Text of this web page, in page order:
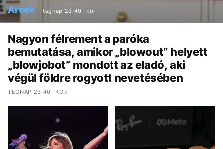
Arcok tegnap 23:40 -kor
Nagyon félrement a paróka
bemutatása, amikor „blowout” helyett
„blowjobot” mondott az eladó, aki
végül földre rogyott nevetésében
TEGNAP 23:40 -KOR